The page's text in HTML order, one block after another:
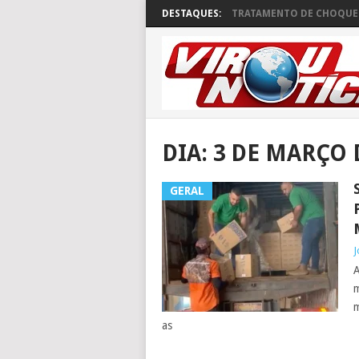
DESTAQUES: TRATAMENTO DE
DIA: 3 DE MARÇO
GERAL
as